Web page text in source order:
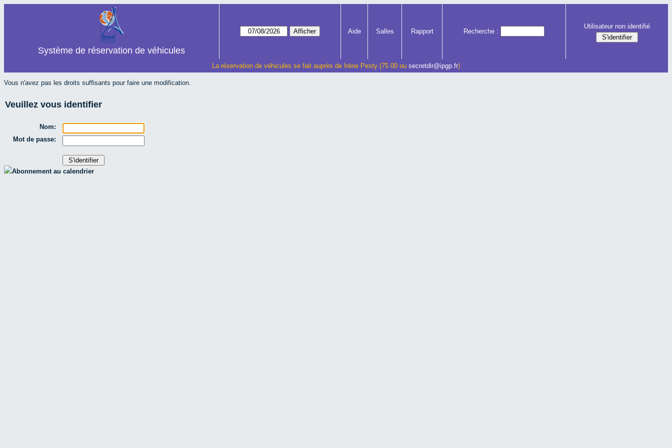
Système de réservation de véhicules
Aide Salles Rapport Recherche :
Utilisateur non identifié
La réservation de véhicules se fait auprès de Irène Pesty (75 00 ou secretdir@ipgp.fr)
Vous n'avez pas les droits suffisants pour faire une modification.
Veuillez vous identifier
Nom:
Mot de passe:
Abonnement au calendrier